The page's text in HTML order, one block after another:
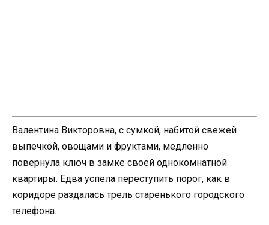
Валентина Викторовна, с сумкой, набитой свежей
выпечкой, овощами и фруктами, медленно
повернула ключ в замке своей однокомнатной
квартиры. Едва успела переступить порог, как в
коридоре раздалась трель старенького городского
телефона.